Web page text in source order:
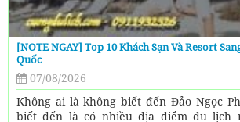
[NOTE NGAY] Top 10 Khách Sạn Và Resort
Quốc
07/08/2026
Không ai là không biết đến Đảo Ngọc
biết đến là có nhiều địa điểm du lịch